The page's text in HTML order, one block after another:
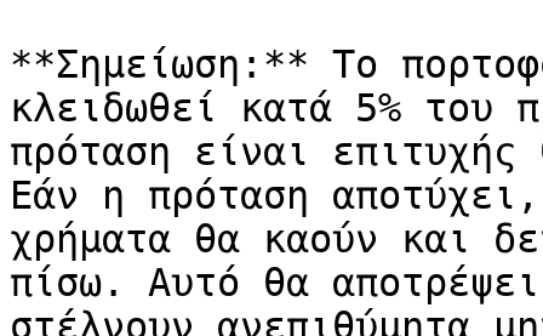
**Σημείωση:** Το
κλειδωθεί κατά 5% του
πρόταση είναι
Εάν η πρόταση
χρήματα θα καούν και
πίσω. Αυτό θα
στέλνουν ανεπιθύμητα